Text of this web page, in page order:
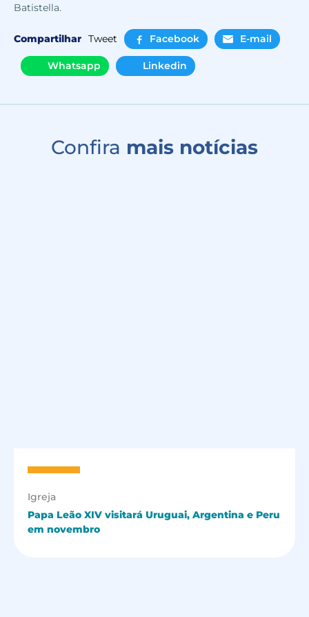
Batistella.
Compartilhar Tweet Facebook E-mail
Whatsapp Linkedin
Confira mais notícias
Igreja
Papa Leão XIV visitará Uruguai, Argentina e Peru
em novembro